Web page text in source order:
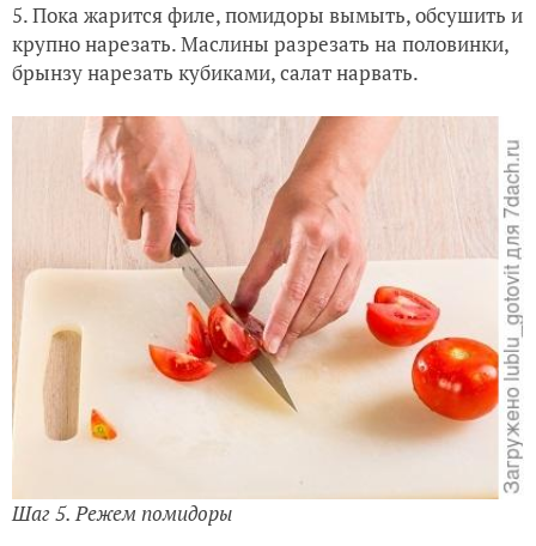
5. Пока жарится филе, помидоры вымыть, обсушить и
крупно нарезать. Маслины разрезать на половинки,
брынзу нарезать кубиками, салат нарвать.
Шаг 5. Режем помидоры